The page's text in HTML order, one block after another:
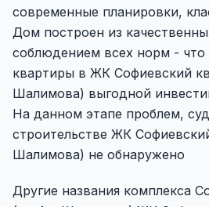
современные планировки,
Дом построен из
соблюдением всех норм - что
квартиры в ЖК Софиевский
Шалимова) выгодной
На данном этапе проблем,
строительстве ЖК
Шалимова) не обнаружено
Другие названия комплекса